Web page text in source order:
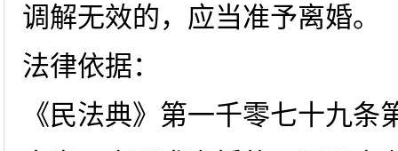
调解无效的，应当准予离婚。
法律依据：
《民法典》第一千零七十九条